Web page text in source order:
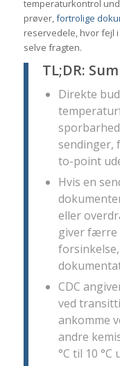
temperaturkontrol
prøver,fortrolige
reservedele, hvor fejl
selve fragten.
TL;DR:
Direkte
sendinger,
to-point
Hvis en
eller
giver færre
CDC
ved
ankomme
andre
°C til 10